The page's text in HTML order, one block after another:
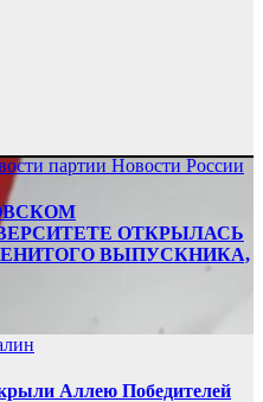
партии Новости России
ОТКРЫЛАСЬ
ВЫПУСКНИКА,
Аллею Победителей